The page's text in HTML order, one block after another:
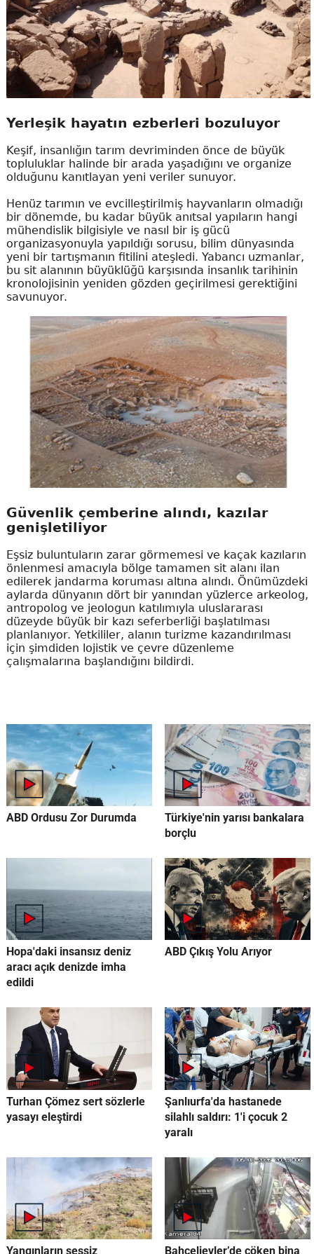
Yerleşik hayatın ezberleri bozuluyor
Keşif, insanlığın tarım devriminden önce de büyük
topluluklar halinde bir arada yaşadığını ve organize
olduğunu kanıtlayan yeni veriler sunuyor.
Henüz tarımın ve evcilleştirilmiş hayvanların olmadığı
bir dönemde, bu kadar büyük anıtsal yapıların hangi
mühendislik bilgisiyle ve nasıl bir iş gücü
organizasyonuyla yapıldığı sorusu, bilim dünyasında
yeni bir tartışmanın fitilini ateşledi. Yabancı uzmanlar,
bu sit alanının büyüklüğü karşısında insanlık tarihinin
kronolojisinin yeniden gözden geçirilmesi gerektiğini
savunuyor.
Güvenlik çemberine alındı, kazılar
genişletiliyor
Eşsiz buluntuların zarar görmemesi ve kaçak kazıların
önlenmesi amacıyla bölge tamamen sit alanı ilan
edilerek jandarma koruması altına alındı. Önümüzdeki
aylarda dünyanın dört bir yanından yüzlerce arkeolog,
antropolog ve jeologun katılımıyla uluslararası
düzeyde büyük bir kazı seferberliği başlatılması
planlanıyor. Yetkililer, alanın turizme kazandırılması
için şimdiden lojistik ve çevre düzenleme
çalışmalarına başlandığını bildirdi.
ABD Ordusu Zor Durumda
Türkiye'nin yarısı bankalara
borçlu
Hopa'daki insansız deniz
aracı açık denizde imha
edildi
ABD Çıkış Yolu Arıyor
Turhan Çömez sert sözlerle
yasayı eleştirdi
Şanlıurfa'da hastanede
silahlı saldırı: 1'i çocuk 2
yaralı
Yangınların sessiz Bahçelievler’de çöken bina